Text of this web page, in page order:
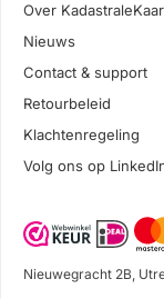
Over
Nieuws
Contact & support
Retourbeleid
Klachtenregeling
Volg ons op
Nieuwegracht 2B,